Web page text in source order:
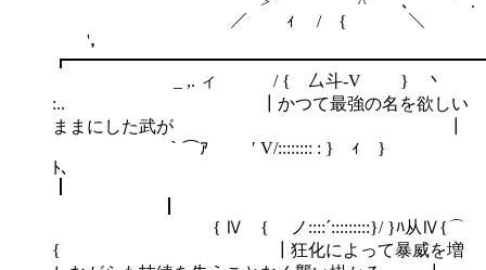
／ ｨ / { ＼
'，
_ ,. ィ / { 厶斗-V } 丶
:.. ┃かつて最強の名を欲しい
ままにした武が ┃
｀⌒ｱ ′ V/:::::::: : } ｨ }
ﾄ､
{ Ⅳ { ノ::::´:::::::::}/ }ﾊ从Ⅳ{⌒
{ ┃狂化によって暴威を増